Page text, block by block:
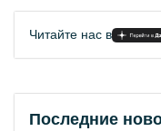
Читайте нас в
Последние